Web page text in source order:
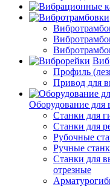
Профиль
Привод для
Оборудование для
Станки для
Станки для
Рубочные
Ручные
Станки для
отрезные